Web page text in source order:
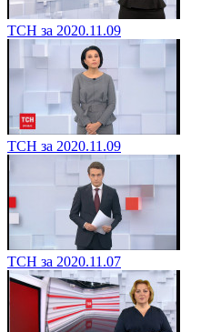
ТСН за 2020.11.09
ТСН за 2020.11.09
ТСН за 2020.11.07